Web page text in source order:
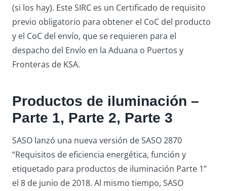
(si los hay). Este SIRC es un Certificado de requisito
previo obligatorio para obtener el CoC del producto
y el CoC del envío, que se requieren para el
despacho del Envío en la Aduana o Puertos y
Fronteras de KSA.
Productos de iluminación –
Parte 1, Parte 2, Parte 3
SASO lanzó una nueva versión de SASO 2870
“Requisitos de eficiencia energética, función y
etiquetado para productos de iluminación Parte 1”
el 8 de junio de 2018. Al mismo tiempo, SASO